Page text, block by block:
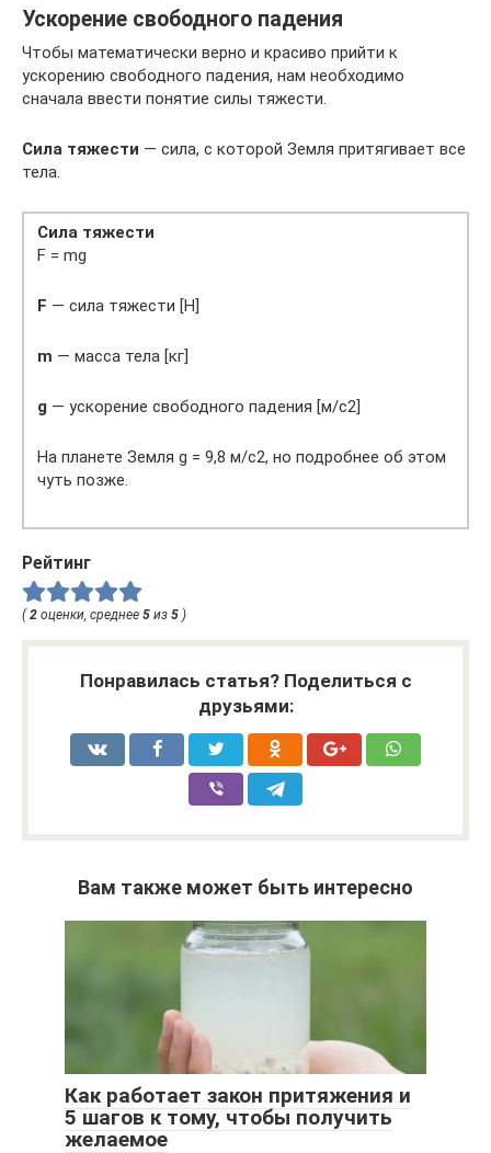
Ускорение свободного падения
Чтобы математически верно и красиво прийти к
ускорению свободного падения, нам необходимо
сначала ввести понятие силы тяжести.
Сила тяжести — сила, с которой Земля притягивает все
тела.
Сила тяжести
F = mg
F — сила тяжести [Н]
m — масса тела [кг]
g — ускорение свободного падения [м/с2]
На планете Земля g = 9,8 м/с2, но подробнее об этом
чуть позже.
Рейтинг
(2 оценки, среднее 5 из 5 )
Понравилась статья? Поделиться с
друзьями:
Вам также может быть интересно
Как работает закон притяжения и
5 шагов к тому, чтобы получить
желаемое